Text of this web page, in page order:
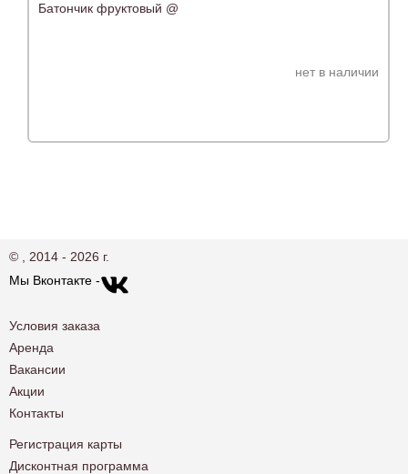
Батончик фруктовый @
нет в наличии
© , 2014 - 2026 г.
Мы Вконтакте -
Условия заказа
Аренда
Вакансии
Акции
Контакты
Регистрация карты
Дисконтная программа